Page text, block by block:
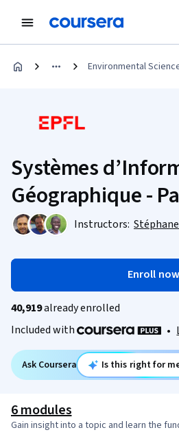
Environmental
Systèmes
Géographique -
Instructors:
Enroll now
40,919already enrolled
Included with
•
Ask Coursera Is this right for
6 modules
Gain insight into a topic and learn the